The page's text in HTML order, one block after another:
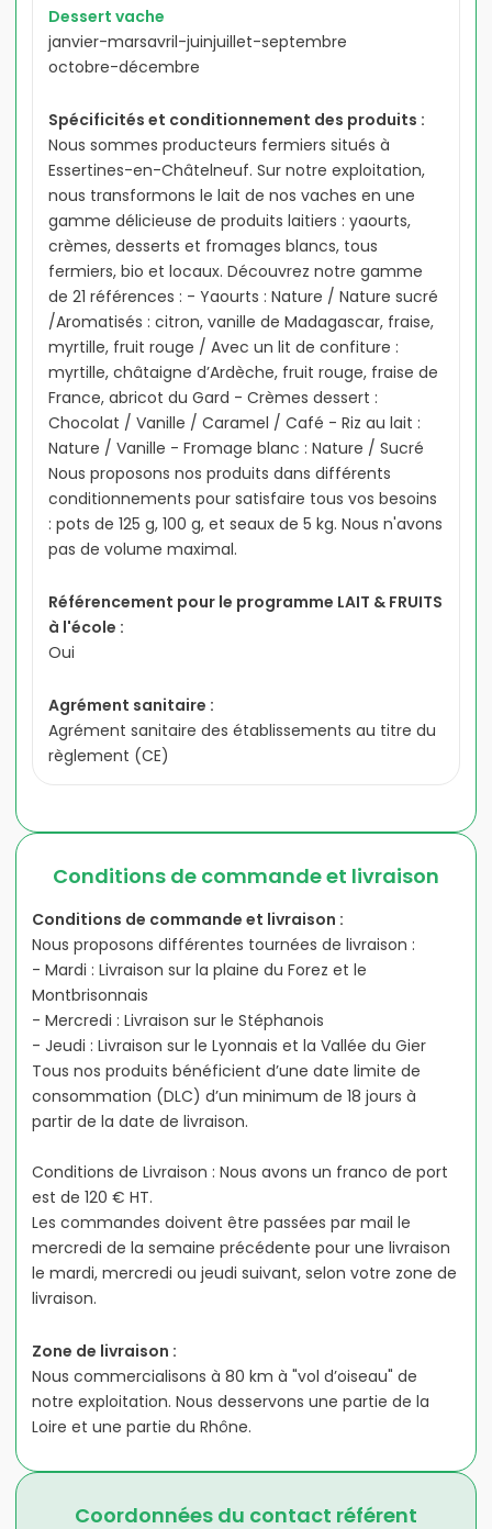
Dessert vache
janvier-marsavril-juinjuillet-septembre
octobre-décembre
Spécificités et conditionnement des produits :
Nous sommes producteurs fermiers situés à
Essertines-en-Châtelneuf. Sur notre exploitation,
nous transformons le lait de nos vaches en une
gamme délicieuse de produits laitiers : yaourts,
crèmes, desserts et fromages blancs, tous
fermiers, bio et locaux. Découvrez notre gamme
de 21 références : - Yaourts : Nature / Nature sucré
/Aromatisés : citron, vanille de Madagascar, fraise,
myrtille, fruit rouge / Avec un lit de confiture :
myrtille, châtaigne d’Ardèche, fruit rouge, fraise de
France, abricot du Gard - Crèmes dessert :
Chocolat / Vanille / Caramel / Café - Riz au lait :
Nature / Vanille - Fromage blanc : Nature / Sucré
Nous proposons nos produits dans différents
conditionnements pour satisfaire tous vos besoins
: pots de 125 g, 100 g, et seaux de 5 kg. Nous n'avons
pas de volume maximal.
Référencement pour le programme LAIT & FRUITS
à l'école :
Oui
Agrément sanitaire :
Agrément sanitaire des établissements au titre du
règlement (CE)
Conditions de commande et livraison
Conditions de commande et livraison :
Nous proposons différentes tournées de livraison :
- Mardi : Livraison sur la plaine du Forez et le
Montbrisonnais
- Mercredi : Livraison sur le Stéphanois
- Jeudi : Livraison sur le Lyonnais et la Vallée du Gier
Tous nos produits bénéficient d’une date limite de
consommation (DLC) d’un minimum de 18 jours à
partir de la date de livraison.
Conditions de Livraison : Nous avons un franco de port
est de 120 € HT.
Les commandes doivent être passées par mail le
mercredi de la semaine précédente pour une livraison
le mardi, mercredi ou jeudi suivant, selon votre zone de
livraison.
Zone de livraison :
Nous commercialisons à 80 km à "vol d’oiseau" de
notre exploitation. Nous desservons une partie de la
Loire et une partie du Rhône.
Coordonnées du contact référent